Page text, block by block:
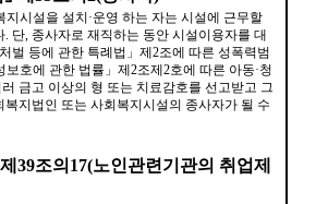
지시설을 설치·운영 하는 자는 시설에 근무할
. 단, 종사자로 재직하는 동안 시설이용자를 대
벌 등에 관한 특례법 」제2조에 따른 성폭력범
보호에 관한 법률 」제2조제2호에 따른 아동·청
금고 이상의 형 또는 치료감호를 선고받고 그
복지법인 또는 사회복지시설의 종사자가 될 수
제39조의 17(노인관련기관의 취업제